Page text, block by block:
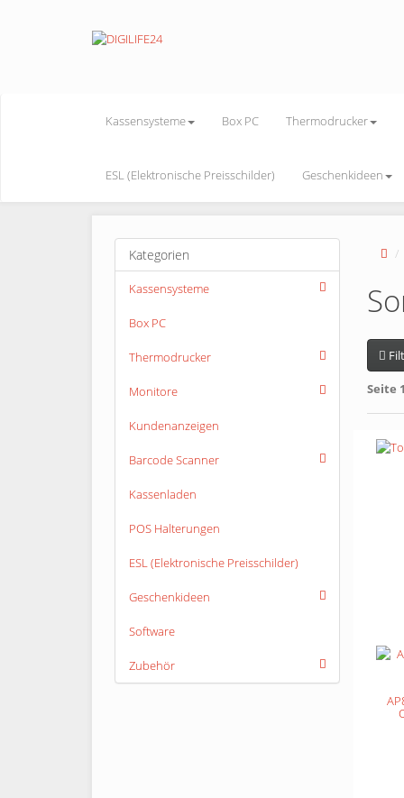
Kassensysteme Box PC Thermodrucker
ESL (Elektronische Preisschilder) Geschenkideen
Seite
Kategorien
Kassensysteme
Box PC
Thermodrucker
Monitore
Kundenanzeigen
Barcode Scanner
Kassenladen
POS Halterungen
ESL (Elektronische Preisschilder)
Geschenkideen
Software
Zubehör